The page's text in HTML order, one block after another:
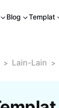
Blog Templat
> Lain-Lain >